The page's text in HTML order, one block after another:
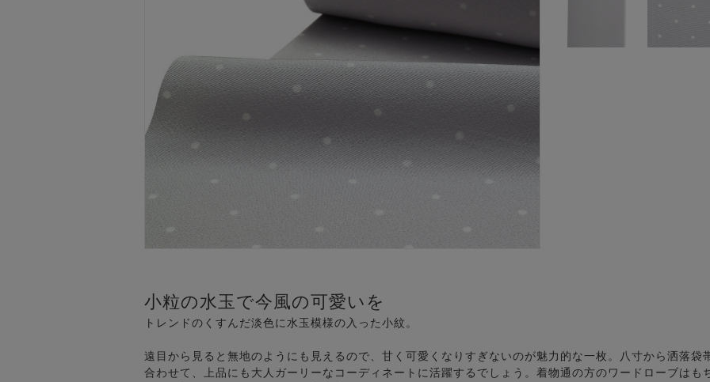
小粒の水玉で今風の可愛いを
トレンドのくすんだ淡色に水玉模様の入った小紋。
遠目から見ると無地のようにも見えるので、甘く可愛くなりすぎないのが魅力的な一枚。八寸から洒落袋
合わせて、上品にも大人ガーリーなコーディネートに活躍するでしょう。着物通の方のワードローブはも